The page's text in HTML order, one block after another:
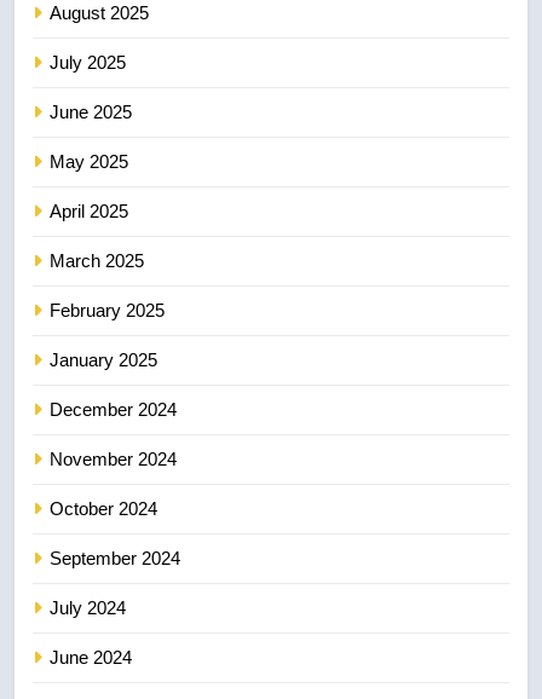
August 2025
July 2025
June 2025
May 2025
April 2025
March 2025
February 2025
January 2025
December 2024
November 2024
October 2024
September 2024
July 2024
June 2024